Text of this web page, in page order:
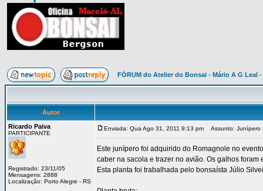
FÓRUM do Atelier do Bonsai - Mário A G Leal
Autor
Ricardo Paiva
PARTICIPANTE
Registrado: 23/11/05
Mensagens: 2888
Localização: Porto Alegre - RS
Enviada: Qua Ago 31, 2011 9:13 pm Assunto: Junípero
Este junípero foi adquirido do Romagnole no
caber na sacola e trazer no avião. Os galhos foram
Esta planta foi trabalhada pelo bonsaísta Júlio